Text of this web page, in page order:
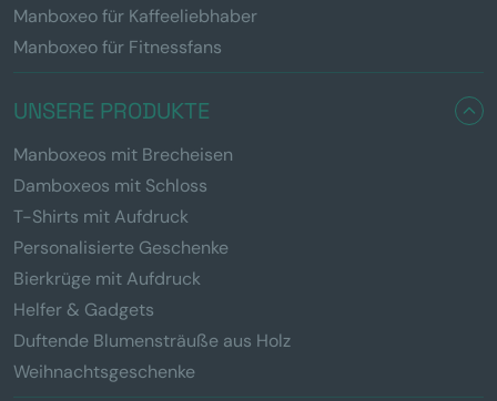
Manboxeo für Kaffeeliebhaber
Manboxeo für Fitnessfans
UNSERE PRODUKTE
Manboxeos mit Brecheisen
Damboxeos mit Schloss
T-Shirts mit Aufdruck
Personalisierte Geschenke
Bierkrüge mit Aufdruck
Helfer & Gadgets
Duftende Blumensträuße aus Holz
Weihnachtsgeschenke